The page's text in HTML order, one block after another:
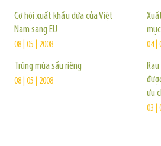
Cơ hội xuất khẩu dứa của Việt
Nam sang EU
08 | 05 | 2008
Trúng mùa sầu riêng
08 | 05 | 2008
04 |
ưu
03 |